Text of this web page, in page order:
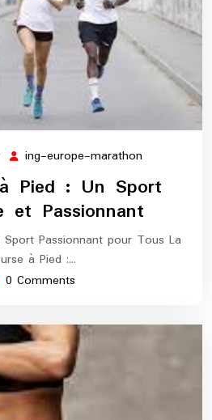
16
juin
2026
ing-europe-marathon
europe-
marathon
Pied : Un Sport
et Passionnant
Passionnant pour Tous La
à Pied :…
0 Comments